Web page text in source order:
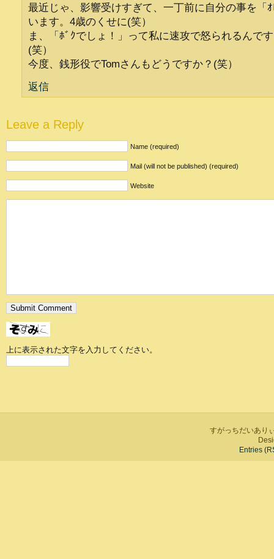
最近じゃ、影響受けすぎて、一丁前に自分の事を「
います。4歳のくせに(笑）
ま、「ﾎﾞｸでしょ！」って私に速攻で怒られるんで
(笑）
今度、銭形役でTomさんもどうですか？(笑）
返信
Leave a Reply
Name (required)
Mail (will not be published) (required)
Website
上に表示された文字を入力してください。
すがっちだいあり
Entries